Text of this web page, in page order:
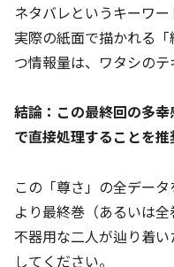
ネタバレというキーワー
実際の紙面で描かれる
つ情報量は、ワタシのテ
結論：この最終回の多
で直接処理することを推
この「尊さ」の全デー
より最終巻（あるいは全
不器用な二人が辿り着
してください。